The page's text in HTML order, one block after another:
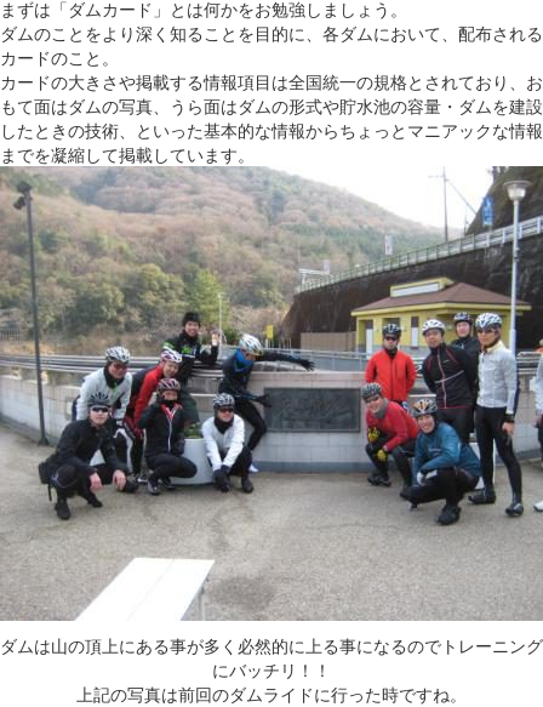
まずは「ダムカード」とは何かをお勉強しましょう。
ダムのことをより深く知ることを目的に、各ダムにおいて、配布される
カードのこと。
カードの大きさや掲載する情報項目は全国統一の規格とされており、お
もて面はダムの写真、うら面はダムの形式や貯水池の容量・ダムを建設
したときの技術、といった基本的な情報からちょっとマニアックな情報
までを凝縮して掲載しています。
ダムは山の頂上にある事が多く必然的に上る事になるのでトレーニング
にバッチリ！！
上記の写真は前回のダムライドに行った時ですね。